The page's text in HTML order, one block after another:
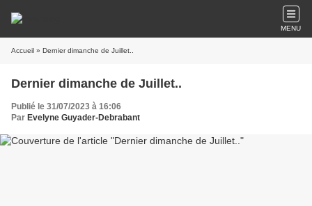
MENU
Accueil » Dernier dimanche de Juillet..
Dernier dimanche de Juillet..
Publié le 31/07/2023 à 16:06
Par Evelyne Guyader-Debrabant